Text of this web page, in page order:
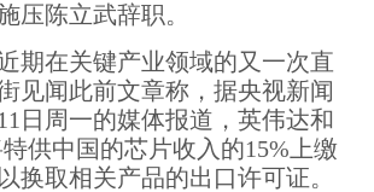
压陈立武辞职。
期在关键产业领域的又一次直
见闻此前文章称，据央视新闻
日周一的媒体报道，英伟达和
供中国的芯片收入的15%上缴
换取相关产品的出口许可证。